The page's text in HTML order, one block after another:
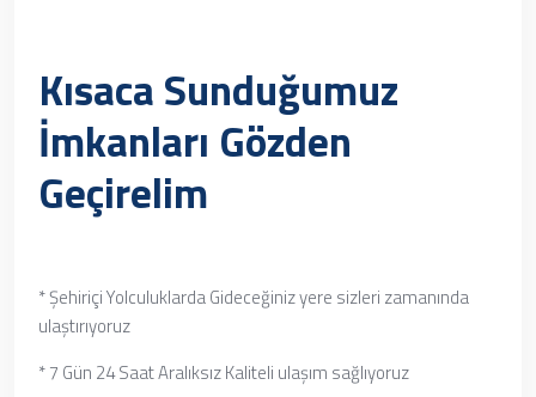
Kısaca Sunduğumuz
İmkanları Gözden
Geçirelim
* Şehiriçi Yolculuklarda Gideceğiniz yere sizleri zamanında
ulaştırıyoruz
* 7 Gün 24 Saat Aralıksız Kaliteli ulaşım sağlıyoruz